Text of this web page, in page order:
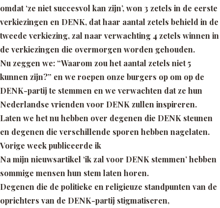
omdat‘ze niet succesvol kan zijn’, won 3 zetels in de eerste
verkiezingen en DENK, dat haar aantal zetels behield in de
tweede verkiezing, zal naar verwachting 4 zetels winnen in
de verkiezingen die overmorgen worden gehouden.
Nu zeggen we: “Waarom zou het aantal zetels niet 5
kunnen zijn?” en we roepen onze burgers op om op de
DENK-partij te stemmen en we verwachten dat ze hun
Nederlandse vrienden voor DENK zullen inspireren.
Laten we het nu hebben over degenen die DENK steunen
en degenen die verschillende sporen hebben nagelaten.
Vorige week publiceerde ik
Na mijn nieuwsartikel ‘ik zal voor DENK stemmen’hebben
sommige mensen hun stem laten horen.
Degenen die de politieke en religieuze standpunten van de
oprichters van de DENK-partij stigmatiseren,